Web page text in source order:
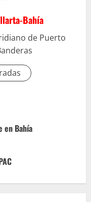
Bahía
de Puerto
en Bahía